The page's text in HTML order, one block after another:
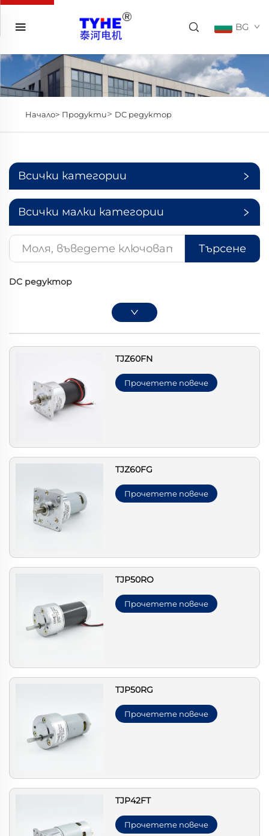
BG
Начало> Продукти> DC редуктор
Всички категории
Всички малки категории
Търсене
DC редуктор
TJZ60FN
Прочетете повече
TJZ60FG
Прочетете повече
TJP50RO
Прочетете повече
TJP50RG
Прочетете повече
TJP42FT
Прочетете повече